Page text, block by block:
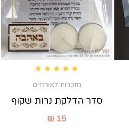
מזכרות לאורחים
סדר הדלקת נרות שקוף
₪ 15